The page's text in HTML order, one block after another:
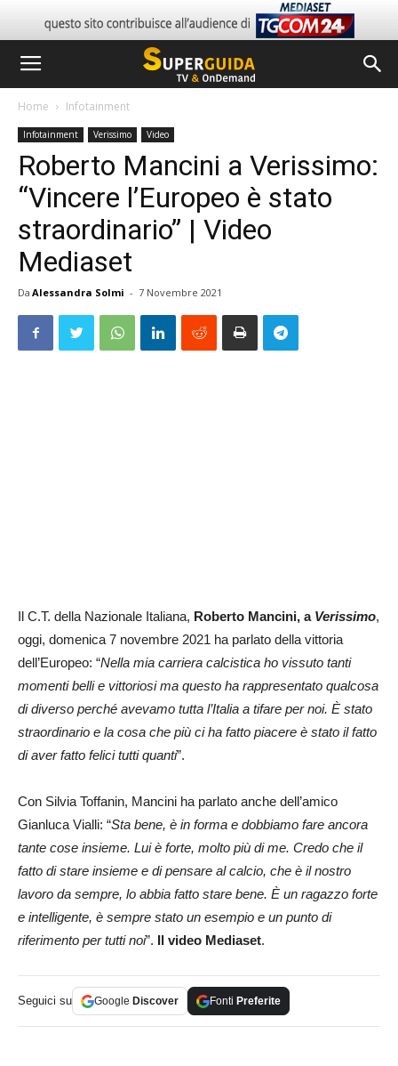
Home Infotainment
Infotainment Verissimo Video
Roberto Mancini a Verissimo:
“Vincere l’Europeo è stato
straordinario” | Video
Mediaset
Da Alessandra Solmi - 7 Novembre 2021
Il C.T. della Nazionale Italiana, Roberto Mancini, a Verissimo,
oggi, domenica 7 novembre 2021 ha parlato della vittoria
dell’Europeo: “Nella mia carriera calcistica ho vissuto tanti
momenti belli e vittoriosi ma questo ha rappresentato qualcosa
di diverso perché avevamo tutta l’Italia a tifare per noi. È stato
straordinario e la cosa che più ci ha fatto piacere è stato il fatto
di aver fatto felici tutti quanti”.
Con Silvia Toffanin, Mancini ha parlato anche dell’amico
Gianluca Vialli: “Sta bene, è in forma e dobbiamo fare ancora
tante cose insieme. Lui è forte, molto più di me. Credo che il
fatto di stare insieme e di pensare al calcio, che è il nostro
lavoro da sempre, lo abbia fatto stare bene. È un ragazzo forte
e intelligente, è sempre stato un esempio e un punto di
riferimento per tutti noi”. Il video Mediaset.
Seguici su Google Discover Fonti Preferite